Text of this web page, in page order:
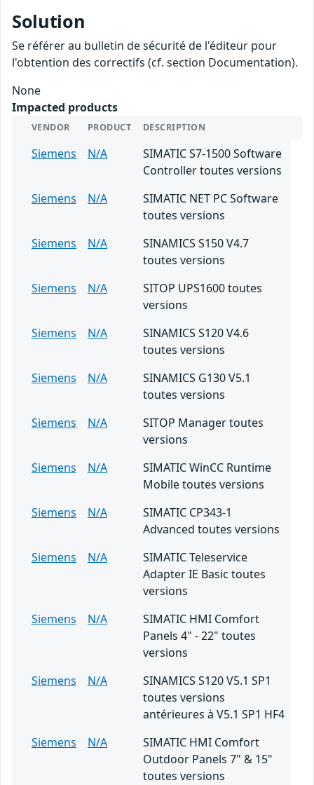
Solution
Se référer au bulletin de sécurité de l'éditeur pour
l'obtention des correctifs (cf. section Documentation).
None
Impacted products
VENDOR PRODUCT DESCRIPTION
Siemens N/A
SIMATIC S7-1500 Software
Controller toutes versions
Siemens
N/A
SIMATIC NET PC Software
toutes versions
Siemens
N/A
SINAMICS S150 V4.7
toutes versions
Siemens
N/A
SITOP UPS1600 toutes
versions
Siemens
N/A
SINAMICS S120 V4.6
toutes versions
Siemens
N/A
SINAMICS G130 V5.1
toutes versions
Siemens
N/A
SITOP Manager toutes
versions
Siemens
N/A
SIMATIC WinCC Runtime
Mobile toutes versions
Siemens
N/A
SIMATIC CP343-1
Advanced toutes versions
Siemens
N/A
SIMATIC Teleservice
Adapter IE Basic toutes
versions
Siemens
N/A
SIMATIC HMI Comfort
Panels 4" - 22" toutes
versions
Siemens
N/A
SINAMICS S120 V5.1 SP1
toutes versions
antérieures à V5.1 SP1 HF4
Siemens
N/A
SIMATIC HMI Comfort
Outdoor Panels 7" & 15"
toutes versions